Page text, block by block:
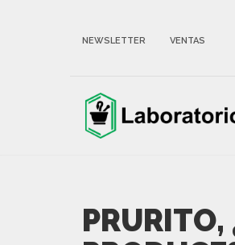
NEWSLETTER VENTAS
PRURITO,